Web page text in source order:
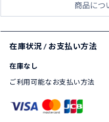
商品につ
在庫状況 / お支払い方法
在庫なし
ご利用可能なお支払い方法